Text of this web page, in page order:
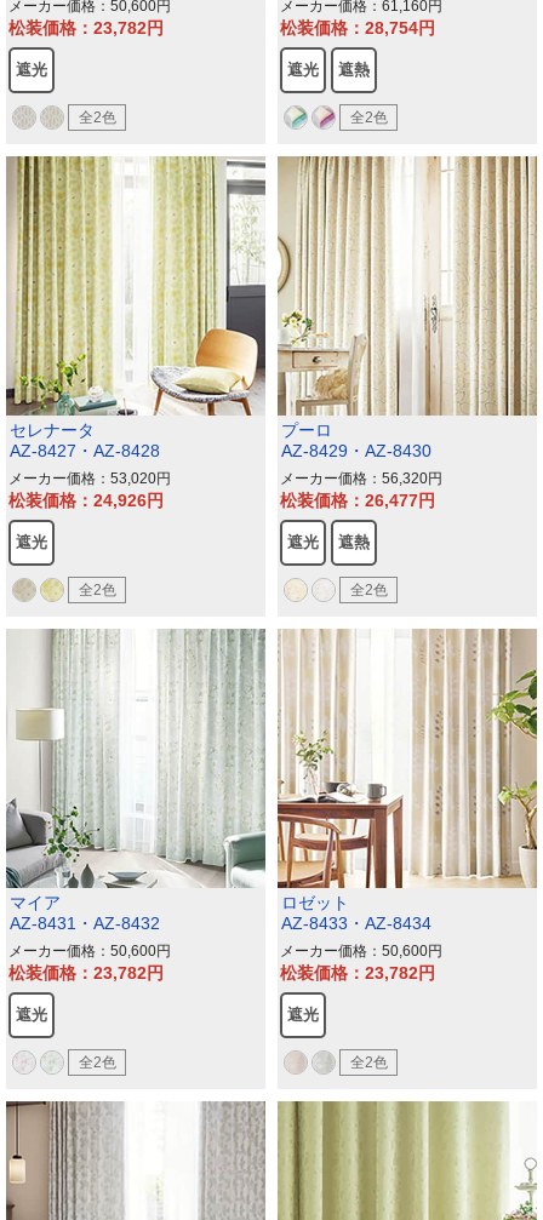
メーカー価格：50,600
松装価格：23,782
遮光
全2色
メーカー価格：61,160
松装価格：28,754
遮光 遮熱
全2色
セレナータ
AZ-8427・AZ-8428
メーカー価格：53,020
松装価格：24,926
遮光
全2色
プーロ
AZ-8429・AZ-8430
メーカー価格：56,320
松装価格：26,477
遮光 遮熱
全2色
マイア
AZ-8431・AZ-8432
メーカー価格：50,600
松装価格：23,782
遮光
全2色
ロゼット
AZ-8433・AZ-8434
メーカー価格：50,600
松装価格：23,782
遮光
全2色